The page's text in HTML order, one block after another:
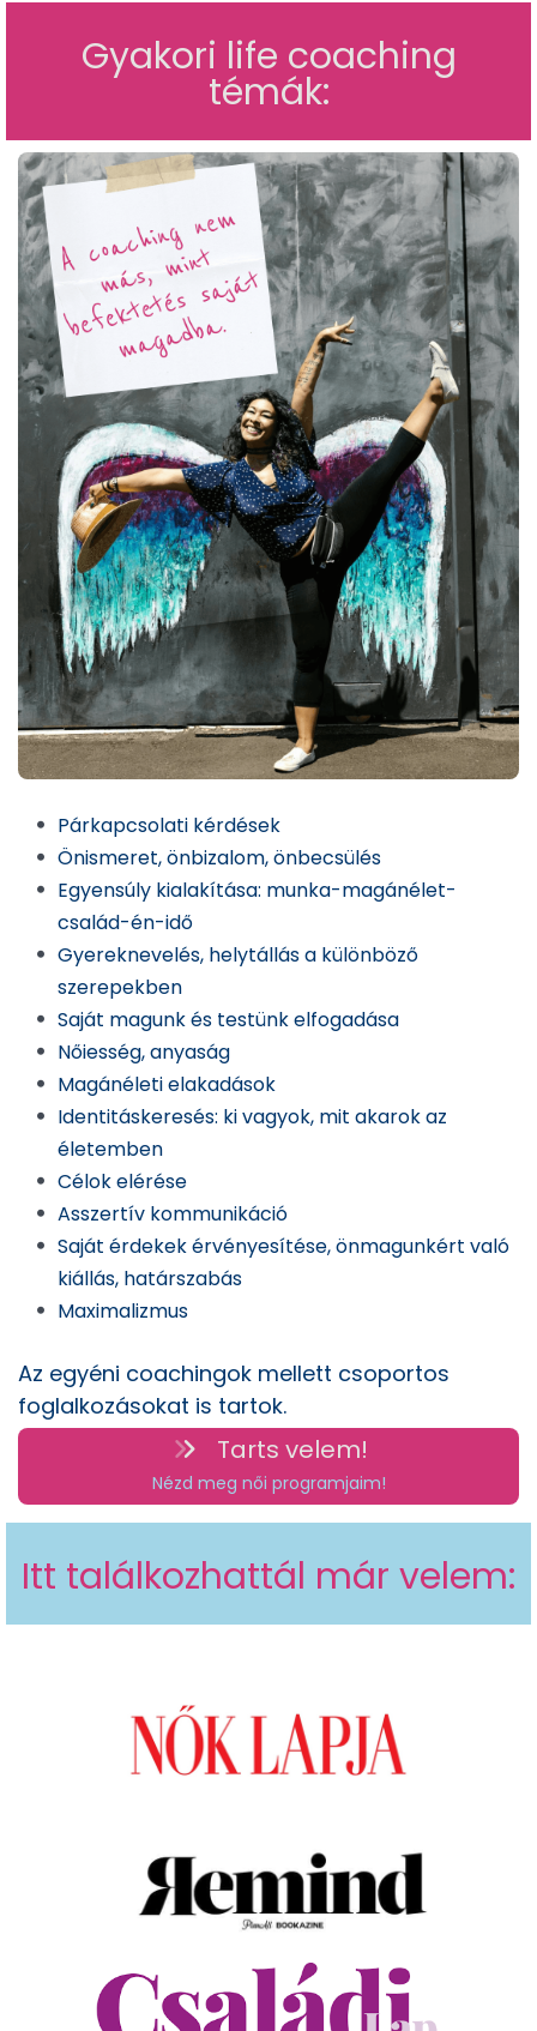
Gyakori life coaching
témák:
Párkapcsolati kérdések
Önismeret, önbizalom, önbecsülés
Egyensúly kialakítása: munka-magánélet-
család-én-idő
Gyereknevelés, helytállás a különböző
szerepekben
Saját magunk és testünk elfogadása
Nőiesség, anyaság
Magánéleti elakadások
Identitáskeresés: ki vagyok, mit akarok az
életemben
Célok elérése
Asszertív kommunikáció
Saját érdekek érvényesítése, önmagunkért való
kiállás, határszabás
Maximalizmus
Az egyéni coachingok mellett csoportos
foglalkozásokat is tartok.
Tarts velem!
Nézd meg női programjaim!
Itt találkozhattál már velem: